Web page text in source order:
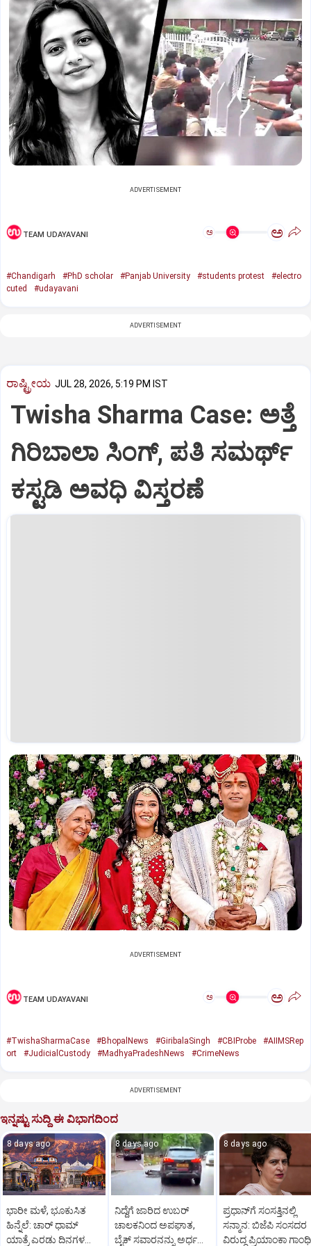
ADVERTISEMENT
TEAM UDAYAVANI ಅ ಅ
#Chandigarh #PhD scholar #Panjab University #students protest
#electro
cuted
#udayavani
ADVERTISEMENT
ರಾಷ್ಟ್ರೀಯ JUL 28, 2026, 5:19 PM IST
Twisha Sharma Case: ಅತ್ತೆ
ಗಿರಿಬಾಲಾ ಸಿಂಗ್, ಪತಿ ಸಮರ್ಥ್
ಕಸ್ಟಡಿ ಅವಧಿ ವಿಸ್ತರಣೆ
ADVERTISEMENT
TEAM UDAYAVANI ಅ ಅ
#TwishaSharmaCase #BhopalNews #GiribalaSingh #CBIProbe
#AIIMSRep
ort
#JudicialCustody #MadhyaPradeshNews #CrimeNews
ADVERTISEMENT
ಇನ್ನಷ್ಟು ಸುದ್ದಿ ಈ ವಿಭಾಗದಿಂದ
8 days ago
ಭಾರೀ ಮಳೆ, ಭೂಕುಸಿತ
ಹಿನ್ನೆಲೆ: ಚಾರ್ ಧಾಮ್
ಯಾತ್ರೆ ಎರಡು ದಿನಗಳ
8 days ago
ನಿದ್ದೆಗೆ ಜಾರಿದ ಉಬರ್
ಚಾಲಕನಿಂದ ಅಪಘಾತ,
ಬೈಕ್ ಸವಾರನನ್ನು ಅರ್ಧ
8 days ago
ಪ್ರಧಾನ್‌ಗೆ ಸಂಸತ್ತಿನಲ್ಲಿ
ಸನ್ಮಾನ: ಬಿಜೆಪಿ ಸಂಸದರ
ವಿರುದ್ಧ ಪ್ರಿಯಾಂಕಾ ಗಾಂಧಿ